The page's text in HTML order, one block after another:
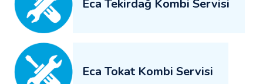
Eca Tekirdağ Kombi Servisi
Eca Tokat Kombi Servisi